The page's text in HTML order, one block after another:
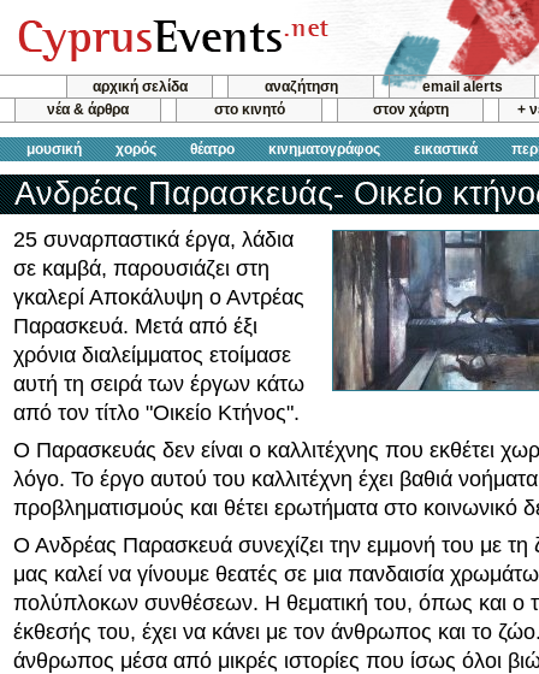
αρχική σελίδα αναζήτηση
email alerts
νέα & άρθρα
στο κινητό στον χάρτη +
μουσική χορός θέατρο κινηματογράφος εικαστικά
Ανδρέας Παρασκευάς- Οικείο
25 συναρπαστικά έργα, λάδια
σε καμβά, παρουσιάζει στη
γκαλερί Αποκάλυψη ο Αντρέας
Παρασκευά. Μετά από έξι
χρόνια διαλείμματος ετοίμασε
αυτή τη σειρά των έργων κάτω
από τον τίτλο "Οικείο Κτήνος".
Ο Παρασκευάς δεν είναι ο καλλιτέχνης που εκθέτει
λόγο. Το έργο αυτού του καλλιτέχνη έχει βαθιά
προβληματισμούς και θέτει ερωτήματα στο κοινωνικό
Ο Ανδρέας Παρασκευά συνεχίζει την εμμονή του με τη
μας καλεί να γίνουμε θεατές σε μια πανδαισία
πολύπλοκων συνθέσεων. Η θεματική του, όπως και ο
έκθεσής του, έχει να κάνει με τον άνθρωπος και το
άνθρωπος μέσα από μικρές ιστορίες που ίσως όλοι